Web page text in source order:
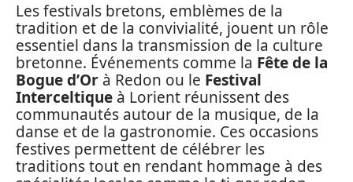
Les festivals bretons, emblèmes de la
tradition et de la convivialité, jouent un rôle
essentiel dans la transmission de la culture
bretonne. Événements comme la Fête de la
Bogue d’Or à Redon ou le Festival
Interceltique à Lorient réunissent des
communautés autour de la musique, de la
danse et de la gastronomie. Ces occasions
festives permettent de célébrer les
traditions tout en rendant hommage à des